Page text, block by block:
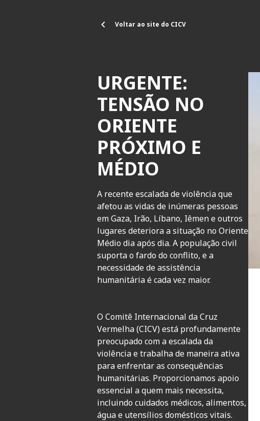
Voltar ao site do CICV
URGENTE:
TENSÃO NO
ORIENTE
PRÓXIMO E
MÉDIO
A recente escalada de violência que
afetou as vidas de inúmeras pessoas
em Gaza, Irão, Líbano, Iêmen e outros
lugares deteriora a situação no Oriente
Médio dia após dia. A população civil
suporta o fardo do conflito, e a
necessidade de assistência
humanitária é cada vez maior.
O Comitê Internacional da Cruz
Vermelha (CICV) está profundamente
preocupado com a escalada da
violência e trabalha de maneira ativa
para enfrentar as consequências
humanitárias. Proporcionamos apoio
essencial a quem mais necessita,
incluindo cuidados médicos, alimentos,
água e utensílios domésticos vitais.